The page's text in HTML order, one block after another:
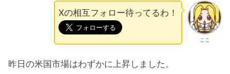
ここ
Xの相互フォロー待ってるわ！
昨日の米国市場はわずかに上昇しました。